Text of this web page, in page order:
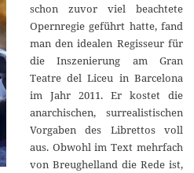
schon zuvor viel beachtete
Opernregie geführt hatte, fand
man den idealen Regisseur für
die Inszenierung am Gran
Teatre del Liceu in Barcelona
im Jahr 2011. Er kostet die
anarchischen, surrealistischen
Vorgaben des Librettos voll
aus. Obwohl im Text mehrfach
von Breughelland die Rede ist,